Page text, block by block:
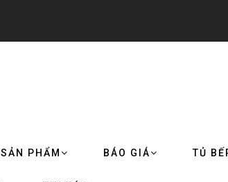
SẢN PHẨM BÁO GIÁ TỦ